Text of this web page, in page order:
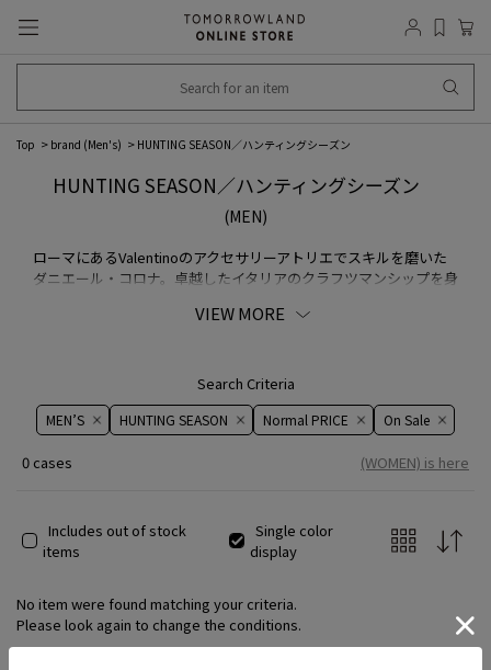
Top brand (Men's) HUNTING SEASON／ハンティングシーズン
HUNTING SEASON／ハンティングシーズン
(MEN)
ローマにあるValentinoのアクセサリーアトリエでスキルを磨いた
ダニエール・コロナ。卓越したイタリアのクラフツマンシップを身
にはCDFA/Vogueファッション・ファンド・アワードを受賞。タイ
VIEW MORE
Search Criteria
MEN’S HUNTING SEASON Normal PRICE On ​​Sale​​
0 cases (WOMEN) is here
Includes out of stock
items
Single color
display
No item were found matching your criteria.
Please look again to change the conditions.